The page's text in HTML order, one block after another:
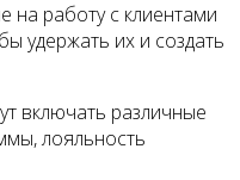
на работу с клиентами
удержать их и создать
включать различные
лояльность